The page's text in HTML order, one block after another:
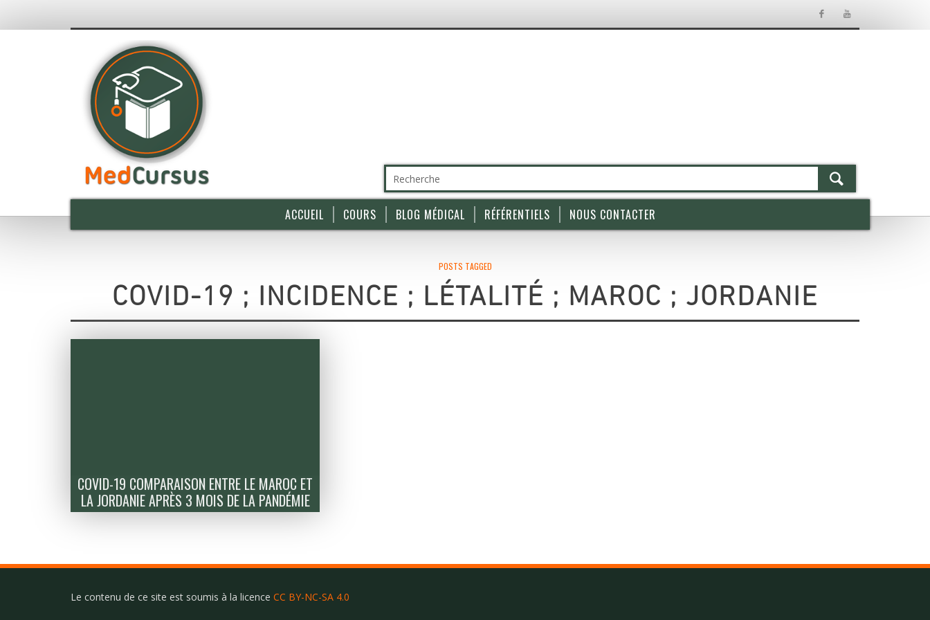
ACCUEIL COURS BLOG MÉDICAL RÉFÉRENTIELS NOUS CONTACTER
POSTS TAGGED
COVID-19 ; INCIDENCE ; LÉTALITÉ ; MAROC ; JORDANIE
COVID-19 COMPARAISON ENTRE LE MAROC ET
LA JORDANIE APRÈS 3 MOIS DE LA PANDÉMIE
Le contenu de ce site est soumis à la licence CC BY-NC-SA 4.0